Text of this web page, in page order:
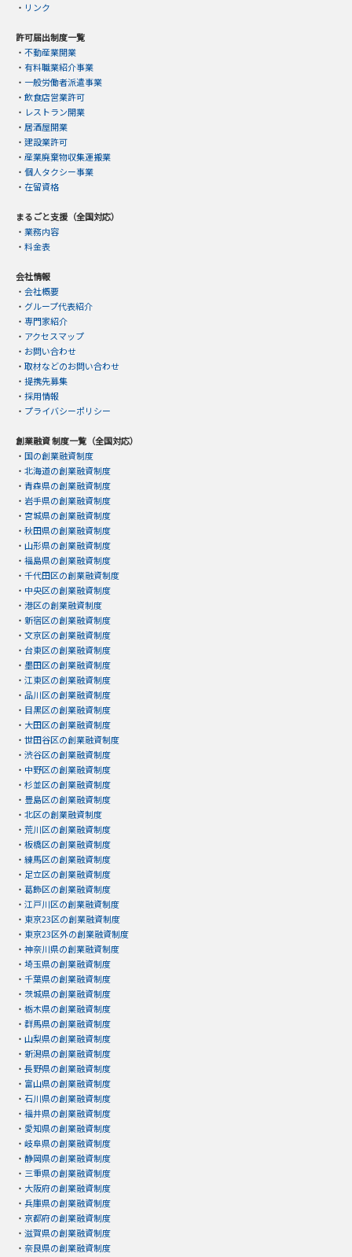
・ リンク
許可届出制度一覧
・ 不動産業開業
・ 有料職業紹介事業
・ 一般労働者派遣事業
・ 飲食店営業許可
・ レストラン開業
・ 居酒屋開業
・ 建設業許可
・ 産業廃棄物収集運搬業
・ 個人タクシー事業
・ 在留資格
まるごと支援（全国対応）
・ 業務内容
・ 料金表
会社情報
・ 会社概要
・ グループ代表紹介
・ 専門家紹介
・ アクセスマップ
・ お問い合わせ
・ 取材などのお問い合わせ
・ 提携先募集
・ 採用情報
・ プライバシーポリシー
創業融資 制度一覧（全国対応）
・ 国の創業融資制度
・ 北海道の創業融資制度
・ 青森県の創業融資制度
・ 岩手県の創業融資制度
・ 宮城県の創業融資制度
・ 秋田県の創業融資制度
・ 山形県の創業融資制度
・ 福島県の創業融資制度
・ 千代田区の創業融資制度
・ 中央区の創業融資制度
・ 港区の創業融資制度
・ 新宿区の創業融資制度
・ 文京区の創業融資制度
・ 台東区の創業融資制度
・ 墨田区の創業融資制度
・ 江東区の創業融資制度
・ 品川区の創業融資制度
・ 目黒区の創業融資制度
・ 大田区の創業融資制度
・ 世田谷区の創業融資制度
・ 渋谷区の創業融資制度
・ 中野区の創業融資制度
・ 杉並区の創業融資制度
・ 豊島区の創業融資制度
・ 北区の創業融資制度
・ 荒川区の創業融資制度
・ 板橋区の創業融資制度
・ 練馬区の創業融資制度
・ 足立区の創業融資制度
・ 葛飾区の創業融資制度
・ 江戸川区の創業融資制度
・ 東京23区の創業融資制度
・ 東京23区外の創業融資制度
・ 神奈川県の創業融資制度
・ 埼玉県の創業融資制度
・ 千葉県の創業融資制度
・ 茨城県の創業融資制度
・ 栃木県の創業融資制度
・ 群馬県の創業融資制度
・ 山梨県の創業融資制度
・ 新潟県の創業融資制度
・ 長野県の創業融資制度
・ 富山県の創業融資制度
・ 石川県の創業融資制度
・ 福井県の創業融資制度
・ 愛知県の創業融資制度
・ 岐阜県の創業融資制度
・ 静岡県の創業融資制度
・ 三重県の創業融資制度
・ 大阪府の創業融資制度
・ 兵庫県の創業融資制度
・ 京都府の創業融資制度
・ 滋賀県の創業融資制度
・ 奈良県の創業融資制度